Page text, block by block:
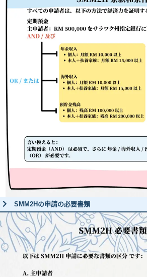
SMM2Hの申請の必要書類